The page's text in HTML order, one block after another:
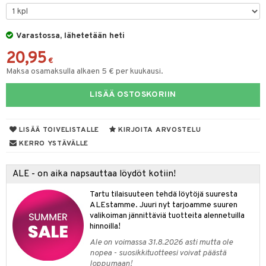
Varastossa, lähetetään heti
20,95 €
Maksa osamaksulla alkaen 5 € per kuukausi.
LISÄÄ OSTOSKORIIN
LISÄÄ TOIVELISTALLE
KIRJOITA ARVOSTELU
KERRO YSTÄVÄLLE
ALE - on aika napsauttaa löydöt kotiin!
Tartu tilaisuuteen tehdä löytöjä suuresta
ALEstamme. Juuri nyt tarjoamme suuren
valikoiman jännittäviä tuotteita alennetuilla
hinnoilla!
Ale on voimassa 31.8.2026 asti mutta ole
nopea - suosikkituotteesi voivat päästä
loppumaan!
poisto
iho
iho
iho
iho
& Highlighter
hoito
tarvikkeet
/ Kajaali
de cologne
de toilette
&
Set
tuotteet
tuotteet
shave balm
shave lotion